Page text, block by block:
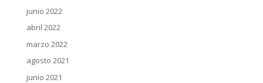
junio 2022
abril 2022
marzo 2022
agosto 2021
junio 2021